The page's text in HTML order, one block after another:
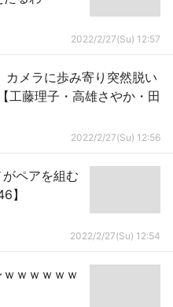
2022/2/27(Su) 12:57
カメラに歩み寄り突然脱い
工藤理子・高雄さやか・田
2022/2/27(Su) 12:56
がペアを組む
】
2022/2/27(Su) 12:54
ｗｗｗｗｗ